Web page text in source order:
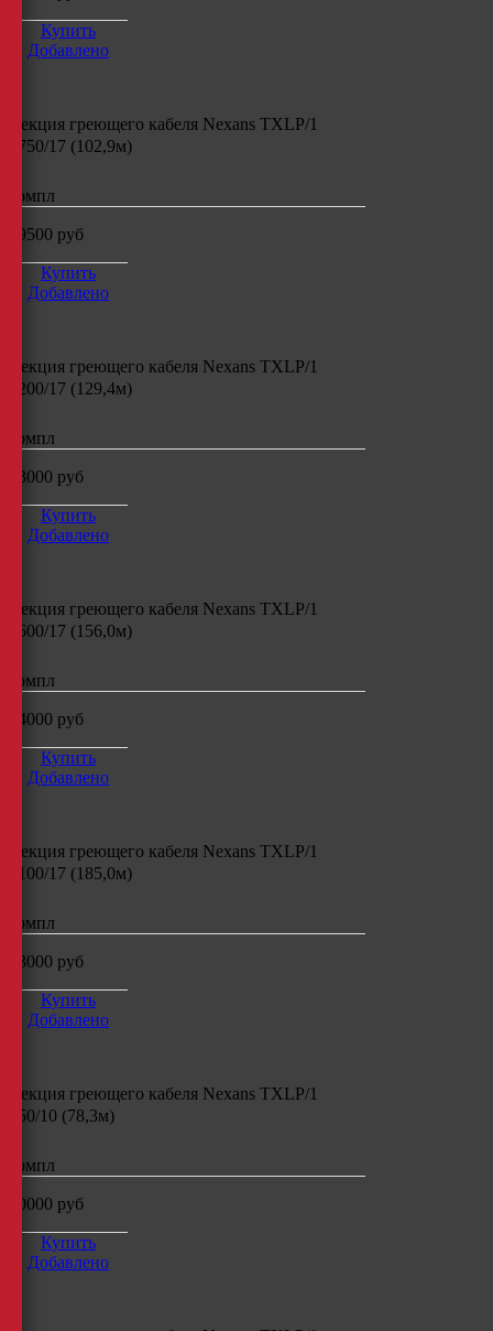
Купить
Добавлено
Секция греющего кабеля Nexans TXLP/1
1750/17 (102,9м)
компл
19500 руб
Купить
Добавлено
Секция греющего кабеля Nexans TXLP/1
2200/17 (129,4м)
компл
23000 руб
Купить
Добавлено
Секция греющего кабеля Nexans TXLP/1
2600/17 (156,0м)
компл
24000 руб
Купить
Добавлено
Секция греющего кабеля Nexans TXLP/1
3100/17 (185,0м)
компл
33000 руб
Купить
Добавлено
Секция греющего кабеля Nexans TXLP/1
750/10 (78,3м)
компл
20000 руб
Купить
Добавлено